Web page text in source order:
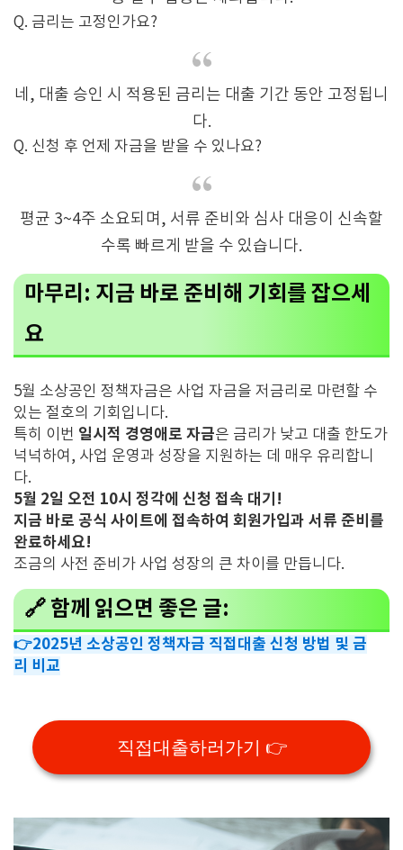
Q. 금리는 고정인가요?
네, 대출 승인 시 적용된 금리는 대출 기간 동안 고정됩니
다.
Q. 신청 후 언제 자금을 받을 수 있나요?
평균 3~4주 소요되며, 서류 준비와 심사 대응이 신속할
수록 빠르게 받을 수 있습니다.
마무리: 지금 바로 준비해 기회를 잡으세
요
5월 소상공인 정책자금은 사업 자금을 저금리로 마련할 수
있는 절호의 기회입니다.
특히 이번 일시적 경영애로 자금은 금리가 낮고 대출 한도가
넉넉하여, 사업 운영과 성장을 지원하는 데 매우 유리합니
다.
5월 2일 오전 10시 정각에 신청 접속 대기!
지금 바로 공식 사이트에 접속하여 회원가입과 서류 준비를
완료하세요!
조금의 사전 준비가 사업 성장의 큰 차이를 만듭니다.
🔗 함께 읽으면 좋은 글:
👉2025년 소상공인 정책자금 직접대출 신청 방법 및 금
리 비교
직접대출하러가기 👉